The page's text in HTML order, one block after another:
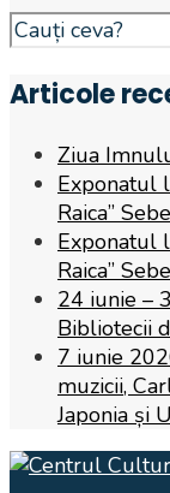
Search
for:
Articole
Ziua
Exponatul
Raica”
Exponatul
Raica”
24 iunie –
Bibliotecii
7 iunie
muzicii,
Japonia și